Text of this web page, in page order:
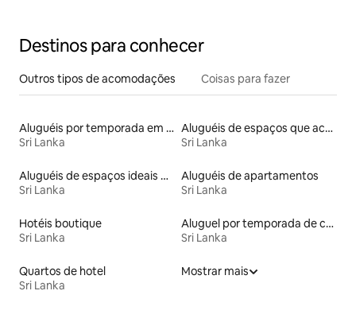
Destinos para conhecer
Outros tipos de acomodações Coisas para fazer
Aluguéis por temporada em albergue
Sri Lanka
Aluguéis de espaços que aceitam animais de estimação
Sri Lanka
Aluguéis de espaços ideais para famílias
Sri Lanka
Aluguéis de apartamentos
Sri Lanka
Hotéis boutique
Sri Lanka
Aluguel por temporada de casas de veraneio
Sri Lanka
Quartos de hotel
Sri Lanka
Mostrar mais